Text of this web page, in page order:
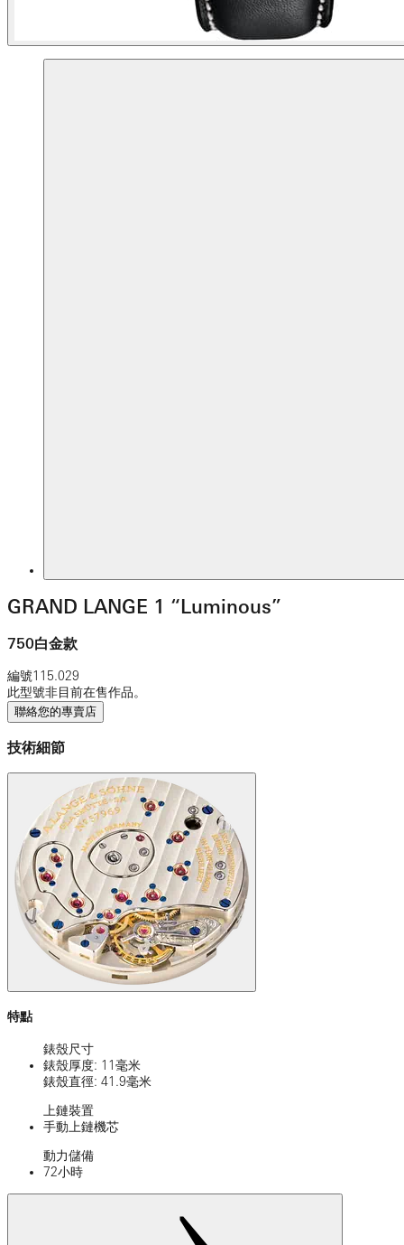
GRAND LANGE 1 “Luminous”
750白金款
編號115.029
此型號非目前在售作品。
聯絡您的專賣店
技術細節
特點
錶殼尺寸
錶殼厚度: 11毫米
錶殼直徑: 41.9毫米
上鏈裝置
手動上鏈機芯
動力儲備
72小時